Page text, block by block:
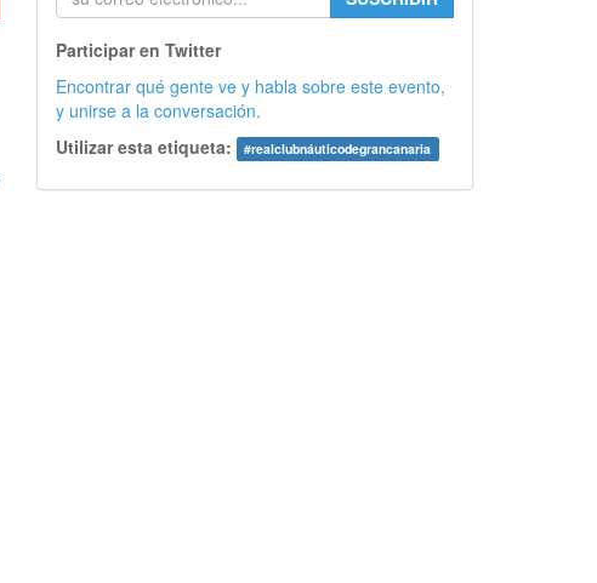
Participar en Twitter
Encontrar qué gente ve y habla sobre este evento,
y unirse a la conversación.
Utilizar esta etiqueta:
#realclubnáuticodegrancanaria